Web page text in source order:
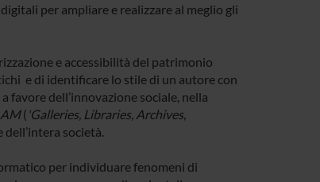
per ampliare e realizzare al meglio gli
e accessibilità del patrimonio
e di identificare lo stile di un autore con
dell’innovazione sociale, nella
( 'Galleries, Libraries, Archives,
società.
per individuare fenomeni di